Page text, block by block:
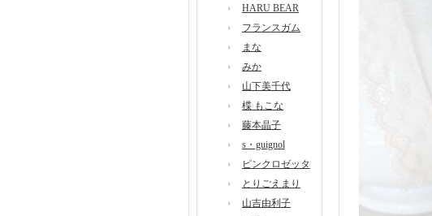
HARU BEAR
フランスガム
まな
みか
山下美千代
楪 もこな
藤本晶子
s・guignol
ピンクロゼッタ
とりごえまり
山吉由利子